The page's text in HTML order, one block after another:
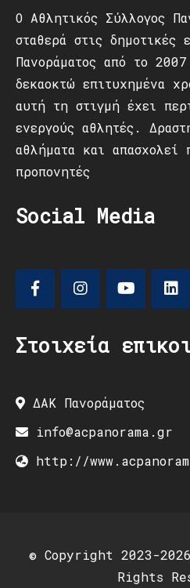
Ο Αθλητικός Σύλλογος
σταθερά στις δημοτικές
Πανοράματος από το
δεκαοκτώ επιτυχημένα
αυτή τη στιγμή έχει
ενεργούς αθλητές.
αθλήματα και απασχολεί
προπονητές
Social Media
Στοιχεία
ΔΑΚ Πανοράματος
info@acpanorama.gr
http://
© Copyright 2023-
Rights